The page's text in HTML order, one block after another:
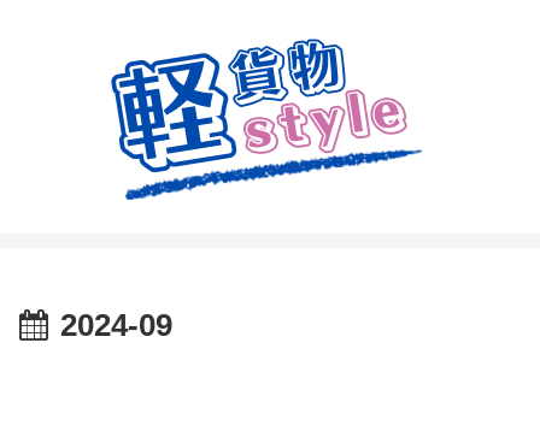
2024-09